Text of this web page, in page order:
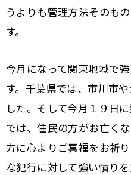
うよりも管理方法そのも
す。
今月になって関東地域で
す。千葉県では、市川市
した。そして今月１９日
では、住民の方がお亡く
方に心よりご冥福をお祈
な犯行に対して強い憤りを